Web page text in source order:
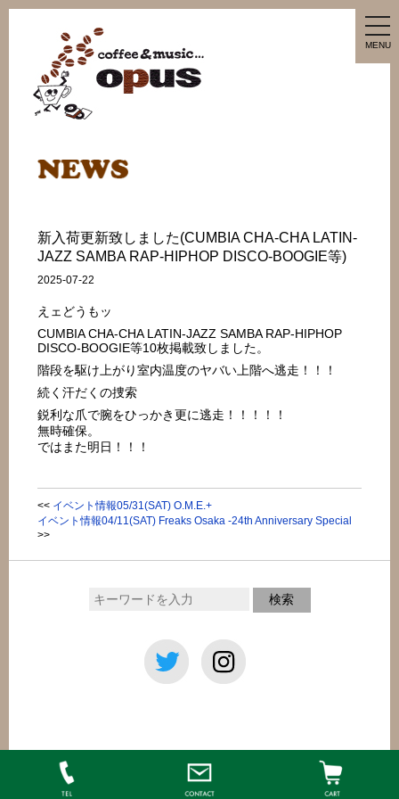
MENU
新入荷更新致しました(CUMBIA CHA-CHA LATIN-
JAZZ SAMBA RAP-HIPHOP DISCO-BOOGIE等)
2025-07-22
えェどうもッ
CUMBIA CHA-CHA LATIN-JAZZ SAMBA RAP-HIPHOP
DISCO-BOOGIE等10枚掲載致しました。
階段を駆け上がり室内温度のヤバい上階へ逃走！！！
続く汗だくの捜索
鋭利な爪で腕をひっかき更に逃走！！！！！
無時確保。
ではまた明日！！！
<< イベント情報05/31(SAT) O.M.E.+
イベント情報04/11(SAT) Freaks Osaka -24th Anniversary Special
>>